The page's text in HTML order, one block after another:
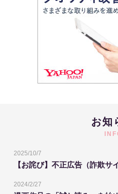
お知
2025/10/7
【お詫び】不正広告（詐欺サ
2024/2/27